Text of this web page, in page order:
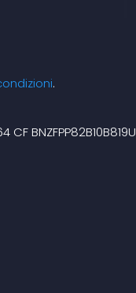
.
CF BNZFPP82B10B819U